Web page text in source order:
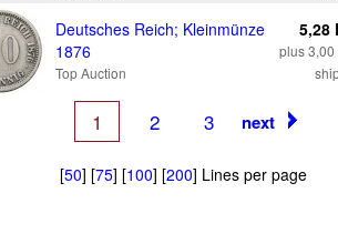
Deutsches Reich; Kleinmünze
1876
Top Auction
5,28
plus 3,00
1 2 3 next
[50] [75] [100] [200] Lines per page